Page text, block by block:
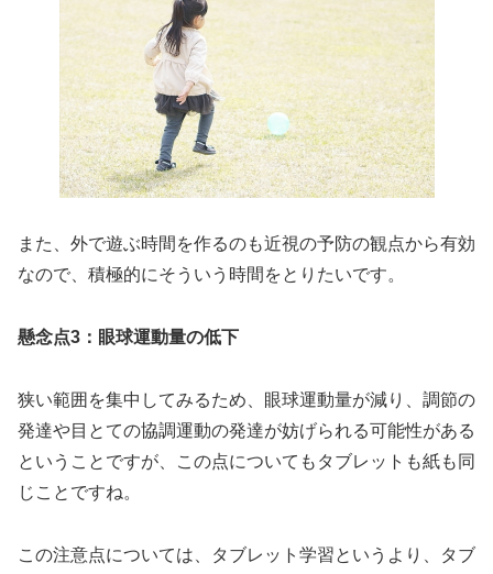
また、外で遊ぶ時間を作るのも近視の予防の観点から有効
なので、積極的にそういう時間をとりたいです。
懸念点3：眼球運動量の低下
狭い範囲を集中してみるため、眼球運動量が減り、調節の
発達や目とての協調運動の発達が妨げられる可能性がある
ということですが、この点についてもタブレットも紙も同
じことですね。
この注意点については、タブレット学習というより、タブ